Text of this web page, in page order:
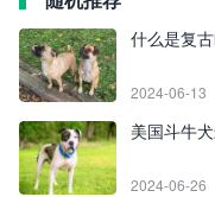
什么是复
2024-06-13
美国斗牛
2024-06-26